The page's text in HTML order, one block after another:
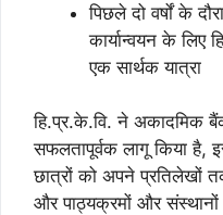
पिछले दो वर्षों के
कार्यान्वयन के लिए
एक सार्थक यात्रा
हि.प्र.के.वि. ने अकादमिक
सफलतापूर्वक लागू किया है,
छात्रों को अपने प्रतिलेखों
और पाठ्यक्रमों और